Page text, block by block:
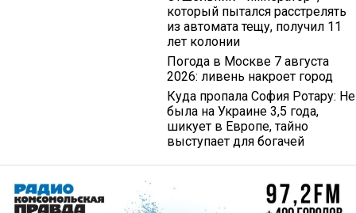
который пытался расстрелять
из автомата тещу, получил 11
лет колонии
Погода в Москве 7 августа
2026: ливень накроет город
Куда пропала София Ротару: Не
была на Украине 3,5 года,
шикует в Европе, тайно
выступает для богачей